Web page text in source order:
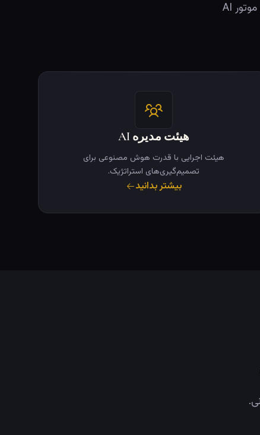
قابلیت‌های هوش مصنوعی آماده تولید، ساخته شده بر روی زنجیره CCcoin و موتور AI
هیئت مدیره AI
هیئت اجرایی با قدرت هوش مصنوعی برای
تصمیم‌گیری‌های استراتژیک.
بیشتر بدانید